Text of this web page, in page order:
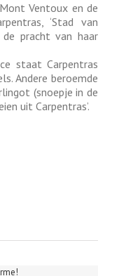
Ventoux en de
‘Stad van
de pracht van haar
staat Carpentras
Andere beroemde
(snoepje in de
uit Carpentras’.